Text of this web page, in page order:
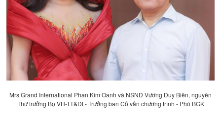
Mrs Grand International Phan Kim Oanh và NSND Vương Duy Biên, nguyên
Thứ trưởng Bộ VH-TT&DL- Trưởng ban Cố vấn chương trình - Phó BGK